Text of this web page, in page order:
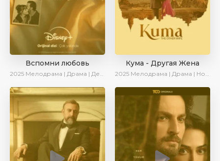
Вспомни любовь
2025 Мелодрама | Драма | Детектив | Комедия | Новинки | Сериалы 2025
Кума - Другая Жена
2025 Мелодрама | Драма | Новинки | Сериалы 2025